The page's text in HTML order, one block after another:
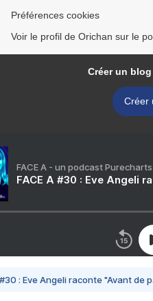
Préférences cookies
Voir le profil de Orichan sur le
Créer un
Créer
FACE A - un podcast Purecharts
FACE A #30 : Eve Angeli
#30 : Eve Angeli raconte "Avant de